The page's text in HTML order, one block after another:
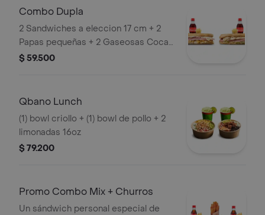
Combo Dupla
2 Sandwiches a eleccion 17 cm + 2
Papas pequeñas + 2 Gaseosas Coca
Cola 400ml.
$ 59.500
Qbano Lunch
(1) bowl criollo + (1) bowl de pollo + 2
limonadas 16oz
$ 79.200
Promo Combo Mix + Churros
Un sándwich personal especial de